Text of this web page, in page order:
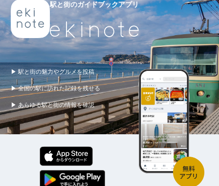
駅と街のガイドブックアプリ
▶ 駅と街の魅力やグルメを投稿
▶ 全国の駅に訪れた記録を残せる
▶ あらゆる駅と街の情報を確認